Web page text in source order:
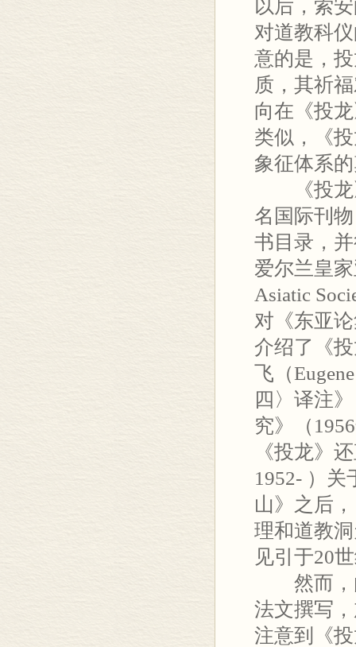
以后，索
对道教科
意的是，
质，其祈
向在《投
类似，《
象征体系
《投龙》
名国际刊
书目录，
爱尔兰皇
Asiatic
对《东亚
介绍了《
飞（
四〉译注
究》（
《投龙》
1952- ）
山》之后
理和道教
见引于20
然而，由
法文撰写
注意到《